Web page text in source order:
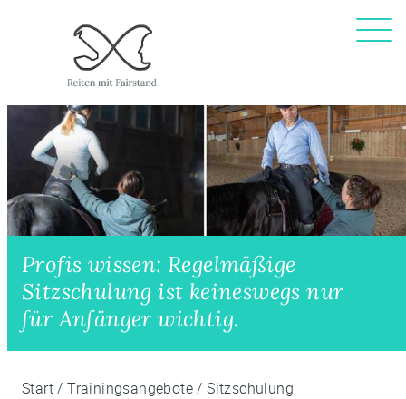
Profis wissen: Regelmäßige
Sitzschulung ist keineswegs nur
für Anfänger wichtig.
Start/Trainingsangebote/Sitzschulung